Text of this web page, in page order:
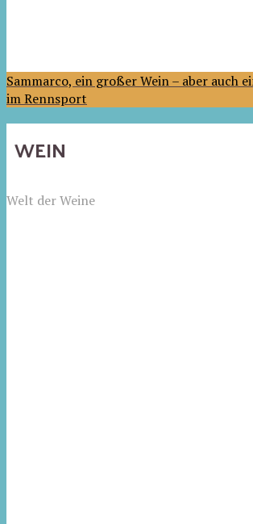
Sammarco, ein großer Wein – aber auch
im Rennsport
WEIN
Welt der Weine